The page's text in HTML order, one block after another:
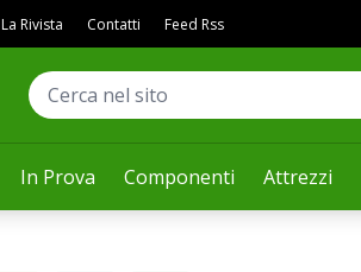
In Prova Componenti Attrezzi
La Rivista Contatti Feed Rss